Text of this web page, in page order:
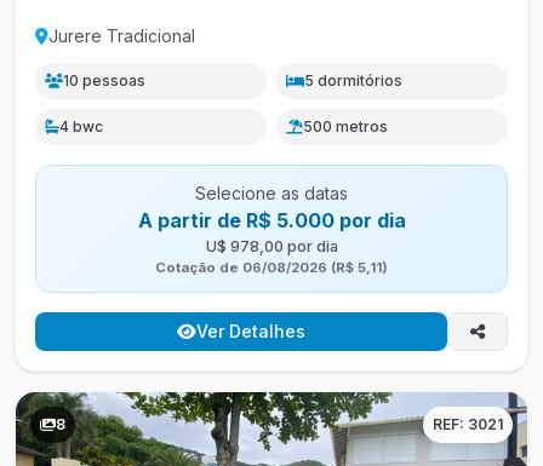
Jurere Tradicional
10 pessoas 5 dormitórios
4 bwc 500 metros
Selecione as datas
A partir de R$ 5.000 por dia
U$ 978,00 por dia
Cotação de 06/08/2026 (R$ 5,11)
Ver Detalhes
REF: 3021
8